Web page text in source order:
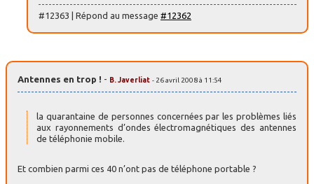
#12363 | Répond au message #12362
Antennes en trop ! - B. Javerliat - 26 avril 2008 à 11:54
la quarantaine de personnes concernées par les problèmes liés
aux rayonnements d’ondes électromagnétiques des antennes
de téléphonie mobile.
Et combien parmi ces 40 n’ont pas de téléphone portable ?